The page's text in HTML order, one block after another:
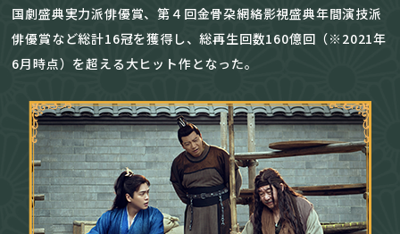
国劇盛典実力派俳優賞、第４回金骨朶網絡影視盛典年間演技派
俳優賞など総計16冠を獲得し、総再生回数160億回（※2021年
6月時点）を超える大ヒット作となった。